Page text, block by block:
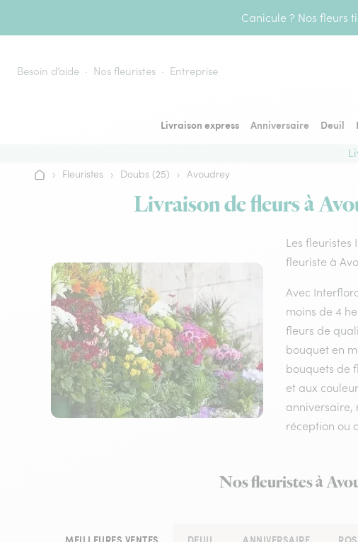
Canicule ? Nos fleurs
Besoin d’aide Nos fleuristes Entreprise
Livraison express Anniversaire Deuil
Accueil
› Fleuristes › Doubs (25) › Avoudrey
Livraison de fleurs à
Les fleuristes
fleuriste à
Avec
moins de 4
fleurs de
bouquet en
bouquets de
et aux
anniversaire,
réception ou
Nos fleuristes à